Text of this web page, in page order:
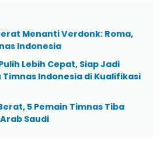
Menanti Verdonk: Roma,
Indonesia
Lebih Cepat, Siap Jadi
Timnas Indonesia di Kualifikasi
5 Pemain Timnas Tiba
Saudi